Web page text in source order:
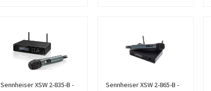
Sennheiser XSW 2-835-B -
Sennheiser XSW 2-865-B -